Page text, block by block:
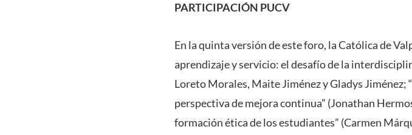
PARTICIPACIÓN PUCV
En la quinta versión de este foro, la Católica de
aprendizaje y servicio: el desafío de la
Loreto Morales, Maite Jiménez y Gladys Jiménez;
perspectiva de mejora continua” (Jonathan
formación ética de los estudiantes” (Carmen